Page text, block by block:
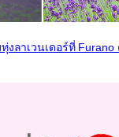
งลาเวนเดอร์ที่